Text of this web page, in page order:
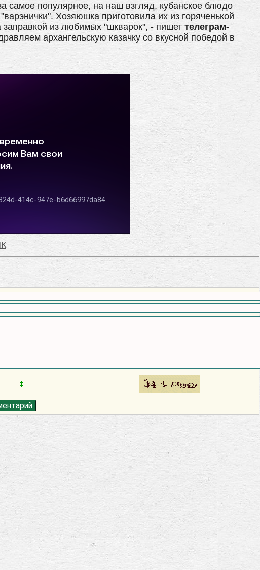
самое популярное, на наш взгляд, кубанское блюдо
Хозяюшка приготовила их из горяченькой
заправкой из любимых "шкварок", - пишет телеграм-
архангельскую казачку со вкусной победой в